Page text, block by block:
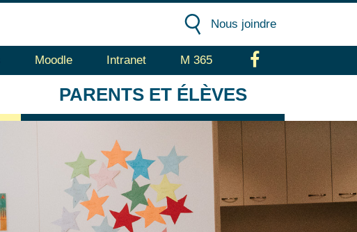
Nous joindre
Moodle Intranet M 365
PARENTS ET ÉLÈVES